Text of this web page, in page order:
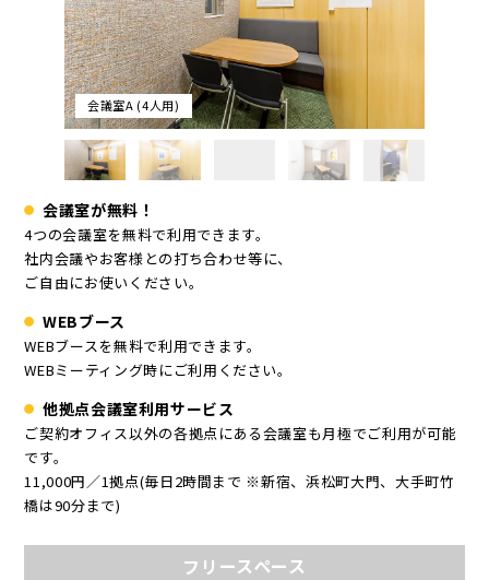
会議室A (4人用)
会議室が無料！
4つの会議室を無料で利用できます。
社内会議やお客様との打ち合わせ等に、
ご自由にお使いください。
WEBブース
WEBブースを無料で利用できます。
WEBミーティング時にご利用ください。
他拠点会議室利用サービス
ご契約オフィス以外の各拠点にある会議室も月極でご利用が可能
です。
11,000円／1拠点(毎日2時間まで ※新宿、浜松町大門、大手町竹
橋は90分まで)
フリースペース